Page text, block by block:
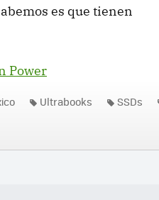
es que tienen
Power
Ultrabooks SSDs